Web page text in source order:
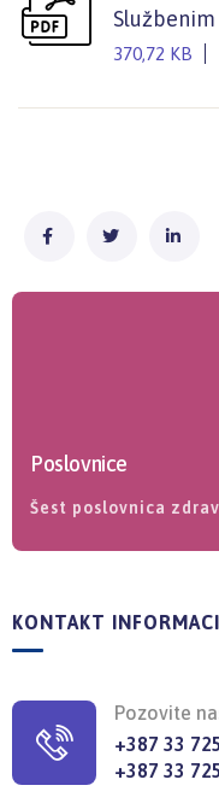
370,72 KB
Poslovnice
Šest poslovnica
KONTAKT
Pozovite
+387 33
+387 33